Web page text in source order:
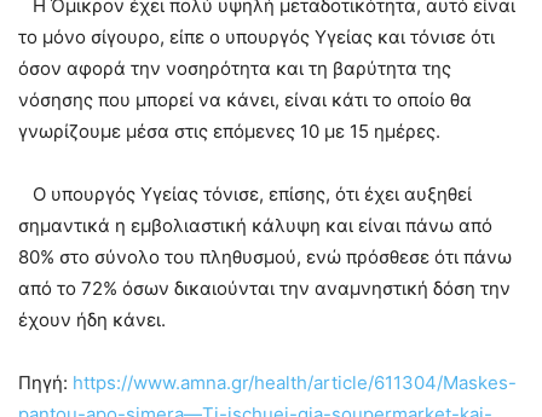
Η Όμικρον έχει πολύ υψηλή μεταδοτικότητα, αυτό είναι
το μόνο σίγουρο, είπε ο υπουργός Υγείας και τόνισε ότι
όσον αφορά την νοσηρότητα και τη βαρύτητα της
νόσησης που μπορεί να κάνει, είναι κάτι το οποίο θα
γνωρίζουμε μέσα στις επόμενες 10 με 15 ημέρες.
Ο υπουργός Υγείας τόνισε, επίσης, ότι έχει αυξηθεί
σημαντικά η εμβολιαστική κάλυψη και είναι πάνω από
80% στο σύνολο του πληθυσμού, ενώ πρόσθεσε ότι πάνω
από το 72% όσων δικαιούνται την αναμνηστική δόση την
έχουν ήδη κάνει.
Πηγή: https://www.amna.gr/health/article/611304/Maskes-